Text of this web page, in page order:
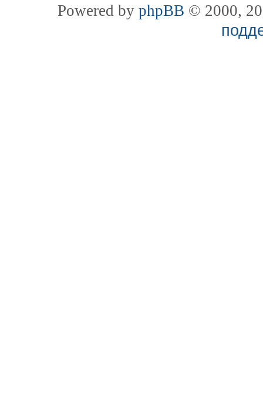
Powered by phpBB © 2000,